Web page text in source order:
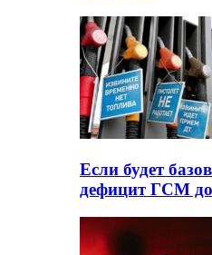
Если будет
дефицит ГСМ